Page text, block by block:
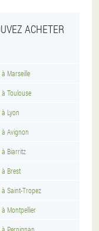
ACHETER
Marseille
Toulouse
Lyon
Avignon
à Biarritz
à Brest
Saint-Tropez
Montpellier